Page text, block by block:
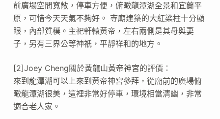
前廣場空間寬敞，停車方便，俯瞰龍潭湖全景和宜蘭平
原，可惜今天天氣不夠好。 寺廟建築的大紅梁柱十分顯
眼，內部質樸。主祀軒轅黃帝，左右兩側是其母與妻
子，另有三界公等神祇，平靜祥和的地方。
[2]Joey Cheng關於黃龍山黃帝神宮的評價：
來到龍潭湖可以上來到黃帝神宮參拜，從廟前的廣場俯
瞰龍潭湖很美，這裡非常好停車，環境相當清幽，非常
適合老人家。